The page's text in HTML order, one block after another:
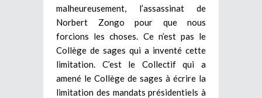
malheureusement, l’assassinat de
Norbert Zongo pour que nous
forcions les choses. Ce n’est pas le
Collège de sages qui a inventé cette
limitation. C’est le Collectif qui a
amené le Collège de sages à écrire la
limitation des mandats présidentiels à